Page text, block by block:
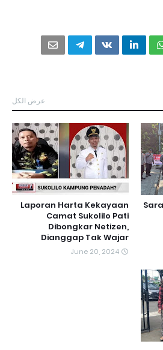
عرض الكل
Laporan Harta Kekayaan
Camat Sukolilo Pati
Dibongkar Netizen,
Dianggap Tak Wajar
June 20, 2024